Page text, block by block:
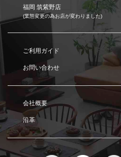
福岡 筑紫野店
(業態変更の為お店が変わりました)
ご利用ガイド
お問い合わせ
会社概要
沿革